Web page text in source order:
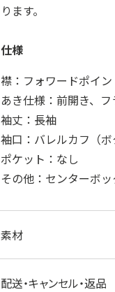
ります。
仕様
襟：フォワードポイン
あき仕様：前開き、フ
袖丈：長袖
袖口：バレルカフ（ボ
ポケット：なし
その他：センターボ
素材
配送・キャンセル・返品